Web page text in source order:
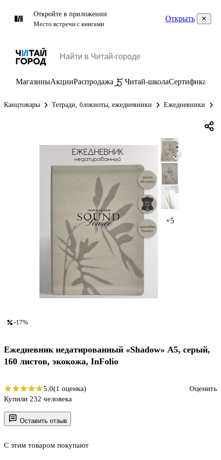
Откройте в приложении
Место встречи с книгами
Открыть
МагазиныАкцииРаспродажа Читай-школаСертификаты
Канцтовары Тетради, блокноты, ежедневники Ежедневники
+5
Оставить отзыв
С этим товаром покупают
-17%
Ежедневник недатированный «Shadow» А5, серый,
160 листов, экокожа, InFolio
5.0(1 оценка)
Оценить
Купили 232 человека